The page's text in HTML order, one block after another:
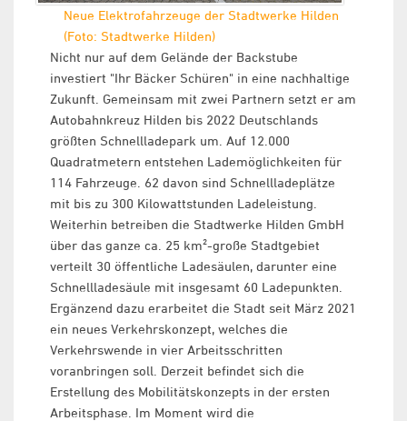
Neue Elektrofahrzeuge der Stadtwerke Hilden
(Foto: Stadtwerke Hilden)
Nicht nur auf dem Gelände der Backstube
investiert "Ihr Bäcker Schüren" in eine nachhaltige
Zukunft. Gemeinsam mit zwei Partnern setzt er am
Autobahnkreuz Hilden bis 2022 Deutschlands
größten Schnellladepark um. Auf 12.000
Quadratmetern entstehen Lademöglichkeiten für
114 Fahrzeuge. 62 davon sind Schnellladeplätze
mit bis zu 300 Kilowattstunden Ladeleistung.
Weiterhin betreiben die Stadtwerke Hilden GmbH
über das ganze ca. 25 km²-große Stadtgebiet
verteilt 30 öffentliche Ladesäulen, darunter eine
Schnellladesäule mit insgesamt 60 Ladepunkten.
Ergänzend dazu erarbeitet die Stadt seit März 2021
ein neues Verkehrskonzept, welches die
Verkehrswende in vier Arbeitsschritten
voranbringen soll. Derzeit befindet sich die
Erstellung des Mobilitätskonzepts in der ersten
Arbeitsphase. Im Moment wird die